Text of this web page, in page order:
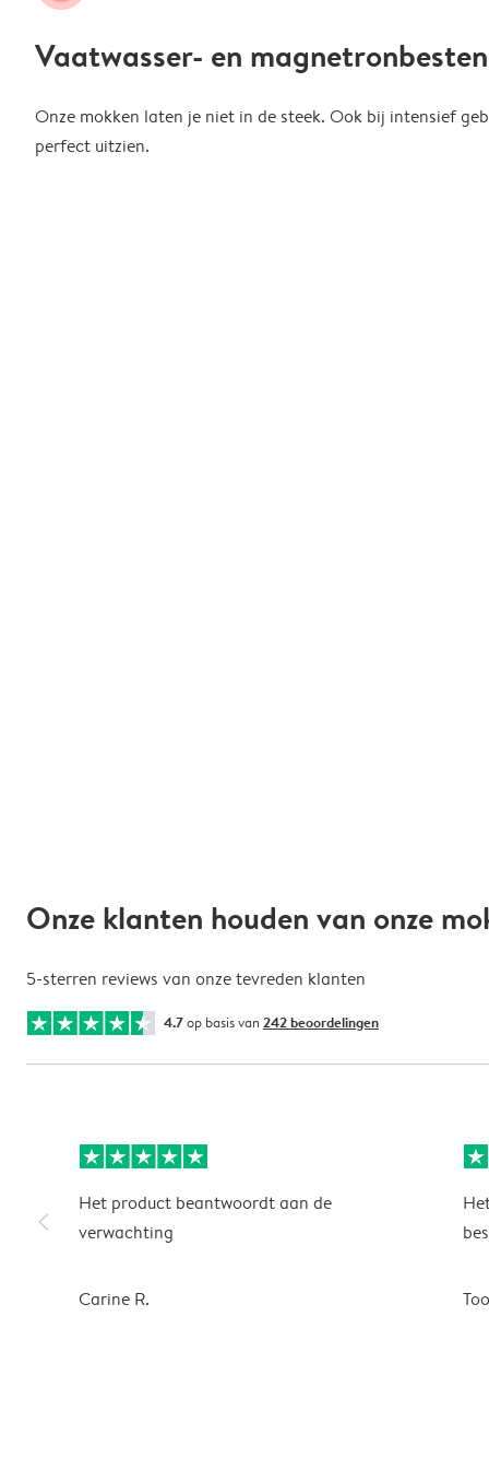
Vaatwasser- en
Onze mokken laten je niet in de steek. Ook bij intensief
perfect uitzien.
Onze klanten houden van onze
5-sterren reviews van onze tevreden klanten
4.7op basis van 242 beoordelingen
slim_arrow_left
Het product beantwoordt aan de
verwachting
Carine R.